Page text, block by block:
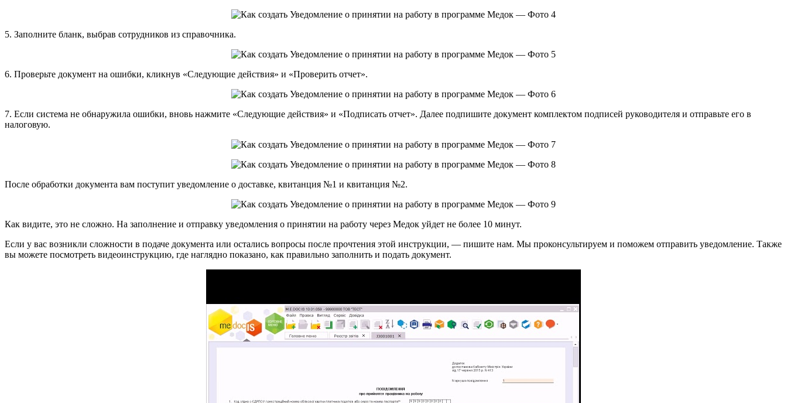
5. Заполните бланк, выбрав сотрудников из справочника.
6. Проверьте документ на ошибки, кликнув «Следующие действия» и «Проверить отчет».
7. Если система не обнаружила ошибки, вновь нажмите «Следующие действия» и «Подписать отчет». Далее подпишите документ комплектом подписей руководителя и отправьте его в
налоговую.
После обработки документа вам поступит уведомление о доставке, квитанция ​​№1 и квитанция ​​№2.
Как видите, это не сложно. На заполнение и отправку уведомления о принятии на работу через Медок уйдет не более 10 минут.
Если у вас возникли сложности в подаче документа или остались вопросы после прочтения этой инструкции, — пишите нам. Мы проконсультируем и поможем отправить уведомление. Также
вы можете посмотреть видеоинструкцию, где наглядно показано, как правильно заполнить и подать документ.